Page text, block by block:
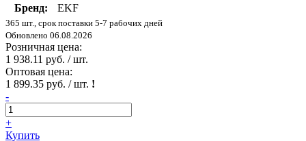
Бренд:
EKF
365 шт., срок поставки 5-7 рабочих дней
Обновлено 06.08.2026
Розничная цена:
1 938.11 руб. / шт.
Оптовая цена:
1 899.35 руб. / шт. !
-
+
Купить